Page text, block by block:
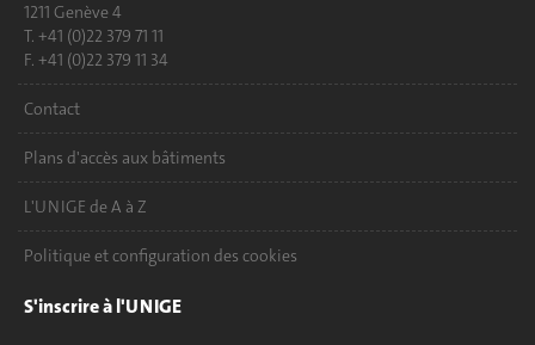
1211 Genève 4
T. +41 (0)22 379 71 11
F. +41 (0)22 379 11 34
Contact
Plans d'accès aux bâtiments
L'UNIGE de A à Z
Politique et configuration des cookies
S'inscrire à l'UNIGE